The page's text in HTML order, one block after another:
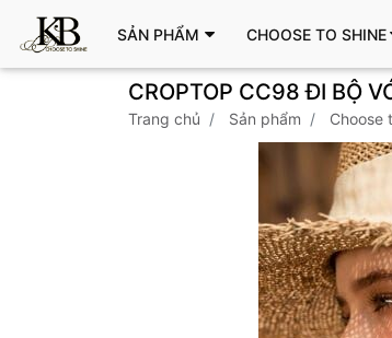
SẢN PHẨM CHOOSE TO SHINE
CROPTOP CC98 ĐI BỘ
trang chủ sản phẩm